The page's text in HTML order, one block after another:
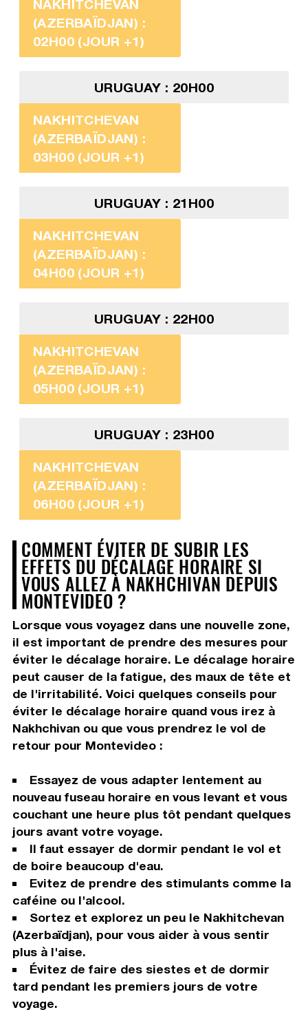
NAKHITCHEVAN
(AZERBAÏDJAN) :
02H00 (JOUR +1)
URUGUAY : 20H00
NAKHITCHEVAN
(AZERBAÏDJAN) :
03H00 (JOUR +1)
URUGUAY : 21H00
NAKHITCHEVAN
(AZERBAÏDJAN) :
04H00 (JOUR +1)
URUGUAY : 22H00
NAKHITCHEVAN
(AZERBAÏDJAN) :
05H00 (JOUR +1)
URUGUAY : 23H00
NAKHITCHEVAN
(AZERBAÏDJAN) :
06H00 (JOUR +1)
COMMENT ÉVITER DE SUBIR LES
EFFETS DU DÉCALAGE HORAIRE SI
VOUS ALLEZ À NAKHCHIVAN DEPUIS
MONTEVIDEO ?
Lorsque vous voyagez dans une nouvelle zone,
il est important de prendre des mesures pour
éviter le décalage horaire. Le décalage horaire
peut causer de la fatigue, des maux de tête et
de l'irritabilité. Voici quelques conseils pour
éviter le décalage horaire quand vous irez à
Nakhchivan ou que vous prendrez le vol de
retour pour Montevideo :
Essayez de vous adapter lentement au
nouveau fuseau horaire en vous levant et vous
couchant une heure plus tôt pendant quelques
jours avant votre voyage.
Il faut essayer de dormir pendant le vol et
de boire beaucoup d'eau.
Evitez de prendre des stimulants comme la
caféine ou l'alcool.
Sortez et explorez un peu le Nakhitchevan
(Azerbaïdjan), pour vous aider à vous sentir
plus à l'aise.
Évitez de faire des siestes et de dormir
tard pendant les premiers jours de votre
voyage.